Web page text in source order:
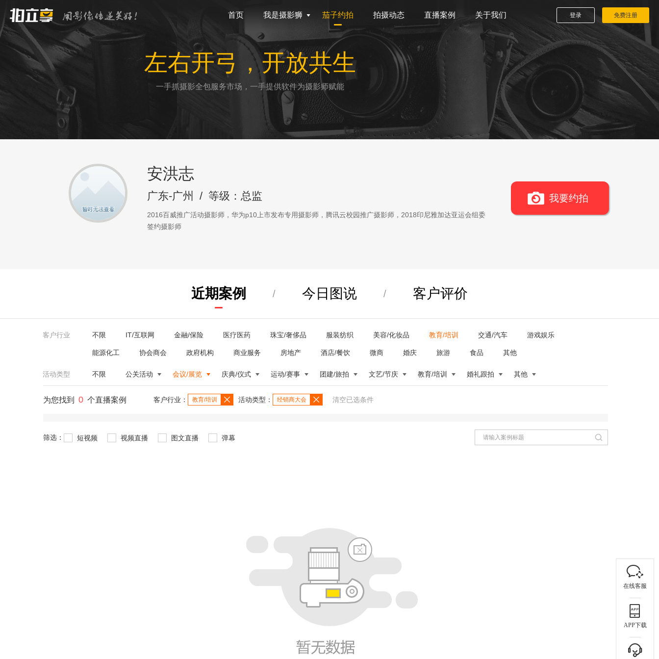
首页 我是摄影狮 茄子约拍 拍摄动态 直播案例 关于我们 登录 免费注册
左右开弓，开放共生
一手抓摄影全包服务市场，一手提供软件为摄影师赋能
安洪志
广东-广州 / 等级：总监
2016百威推广活动摄影师，华为p10上市发布专用摄影师，腾讯云校园推广摄影师，2018印尼雅加达亚运会组委
签约摄影师
我要约拍
近期案例 / 今日图说 / 客户评价
客户行业 不限 IT/互联网 金融/保险 医疗医药 珠宝/奢侈品 服装纺织 美容/化妆品 教育/培训 交通/汽车 游戏娱乐
能源化工 协会商会 政府机构 商业服务 房地产 酒店/餐饮 微商 婚庆 旅游 食品 其他
活动类型 不限 公关活动 会议/展览 庆典/仪式 运动/赛事 团建/旅拍 文艺/节庆 教育/培训 婚礼跟拍 其他
为您找到 0 个直播案例 客户行业： 教育/培训 活动类型： 经销商大会 清空已选条件
筛选： 短视频 视频直播 图文直播 弹幕
在线客服
APP下载